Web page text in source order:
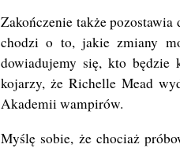
Zakończenie także
chodzi o to, jakie zmiany
dowiadujemy się, kto będzie
kojarzy, że Richelle Mead
Akademii wampirów.
Myślę sobie, że chociaż